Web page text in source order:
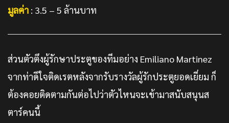
มูลค่า : 3.5 – 5 ล้านบาท
ส่วนตัวตึงผู้รักษาประตูของทีมอย่าง Emiliano Martinez
จากท่าดีใจติดเรตหลังจากรับรางวัลผู้รักประตูยอดเยี่ยม ก็
ต้องคอยติดตามกันต่อไปว่าตัวไหนจะเข้ามาสนับสนุนส
ตาร์คนนี้